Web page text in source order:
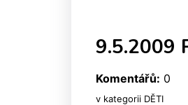
9.5.2009
Komentářů: 0
v kategorii DĚTI